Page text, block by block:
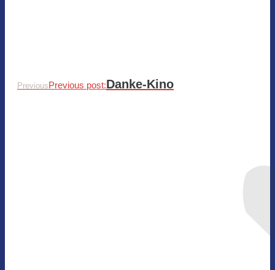
PreviousPrevious post:Danke-Kino